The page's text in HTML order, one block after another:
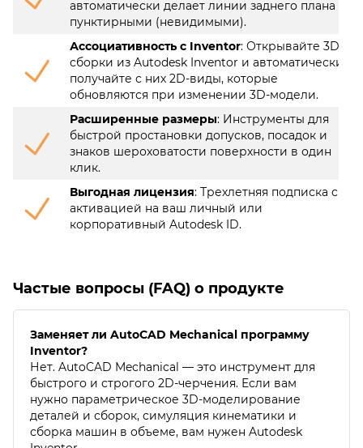
автоматически делает линии заднего плана
пунктирными (невидимыми).
Ассоциативность с Inventor: Открывайте 3D-
сборки из Autodesk Inventor и автоматически
получайте с них 2D-виды, которые
обновляются при изменении 3D-модели.
Расширенные размеры: Инструменты для
быстрой простановки допусков, посадок и
знаков шероховатости поверхности в один
клик.
Выгодная лицензия: Трехлетняя подписка с
активацией на ваш личный или
корпоративный Autodesk ID.
Частые вопросы (FAQ) о продукте
Заменяет ли AutoCAD Mechanical программу
Inventor?
Нет. AutoCAD Mechanical — это инструмент для
быстрого и строгого 2D-черчения. Если вам
нужно параметрическое 3D-моделирование
деталей и сборок, симуляция кинематики и
сборка машин в объеме, вам нужен Autodesk